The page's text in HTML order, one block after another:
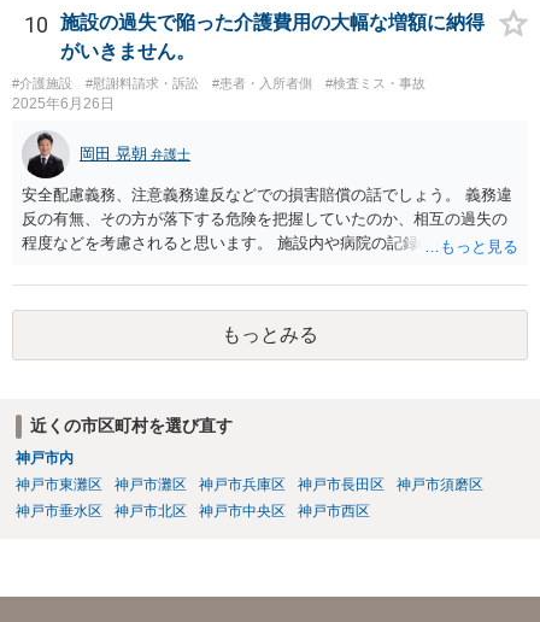
10
施設の過失で陥った介護費用の大幅な増額に納得
がいきません。
#介護施設 #慰謝料請求・訴訟 #患者・入所者側 #検査ミス・事故
2025年6月26日
岡田 晃朝 弁護士
安全配慮義務、注意義務違反などでの損害賠償の話でしょう。 義務違
反の有無、その方が落下する危険を把握していたのか、相互の過失の
程度などを考慮されると思います。 施設内や病院の記録の取得が必要
には会えて連絡せずに、証拠保全の手続きの検討も必要です（不意打
ちで、事務所内の証拠を押さえます。ただし費用が掛かりますし、あ
る程度証拠が事務所にあること、証拠の特定が出来なければなりませ
ん）。
もっとみる
近くの市区町村を選び直す
神戸市内
神戸市東灘区
神戸市灘区 神戸市兵庫区 神戸市長田区
神戸市須磨区
神戸市垂水区
神戸市北区 神戸市中央区 神戸市西区